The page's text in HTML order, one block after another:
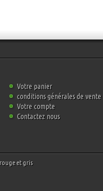
Votre panier
conditions générales de vente
Votre compte
Contactez nous
et gris